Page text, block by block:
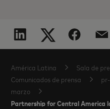
América Latina
Sala de
Comunicados de prensa
marzo
Partnership for Central America